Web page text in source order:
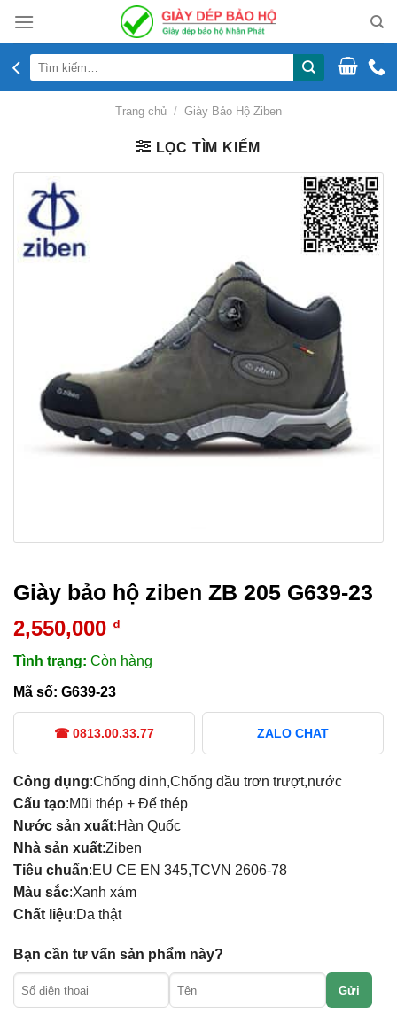
content
Tìm
kiếm:
Trang chủ / Giày Bảo Hộ Ziben
LỌC TÌM KIẾM
Giày bảo hộ ziben ZB 205 G639-23
2,550,000 ₫
Tình trạng: Còn hàng
Mã số: G639-23
☎ 0813.00.33.77 ZALO CHAT
Công dụng:Chống đinh,Chống dầu trơn trượt,nước
Cấu tạo:Mũi thép + Đế thép
Nước sản xuất:Hàn Quốc
Nhà sản xuất:Ziben
Tiêu chuẩn:EU CE EN 345,TCVN 2606-78
Màu sắc:Xanh xám
Chất liệu:Da thật
Bạn cần tư vấn sản phẩm này?
Gửi